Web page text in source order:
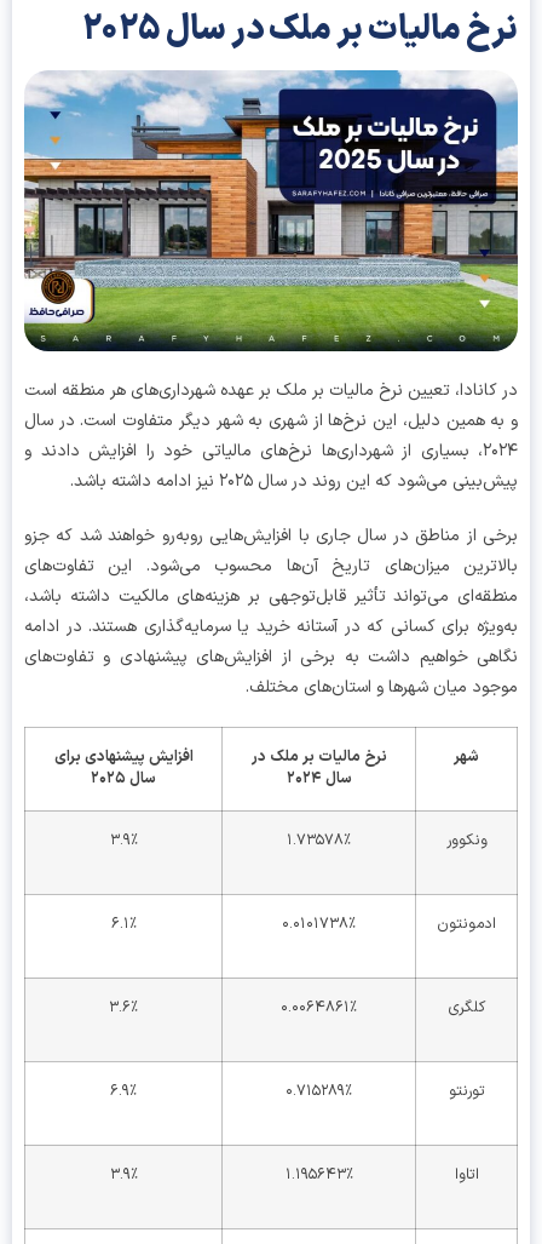
مالیات بر ملک در سال ۲۰۲۵
تعیین نرخ مالیات بر ملک بر عهده شهرداری‌های هر منطقه است
همین دلیل، این نرخ‌ها از شهری به شهر دیگر متفاوت است. در سال
۲۰۲۴، بسیاری از شهرداری‌ها نرخ‌های مالیاتی خود را افزایش دادند و
می‌شود که این روند در سال ۲۰۲۵ نیز ادامه داشته باشد.
از مناطق در سال جاری با افزایش‌هایی روبه‌رو خواهند شد که جزو
میزان‌های تاریخ آن‌ها محسوب می‌شود. این تفاوت‌های
می‌تواند تأثیر قابل‌توجهی بر هزینه‌های مالکیت داشته باشد،
برای کسانی که در آستانه خرید یا سرمایه‌گذاری هستند. در ادامه
خواهیم داشت به برخی از افزایش‌های پیشنهادی و تفاوت‌های
میان شهرها و استان‌های مختلف.
نرخ مالیات بر ملک در
۲۰۲۴
افزایش پیشنهادی برای
۲۰۲۵
۱.۷۳۵۷۸٪
ادمونتون ۰.۰۱۰۱۷۳۸٪
۰.۰۰۶۴۸۶۱٪
۰.۷۱۵۲۸۹٪
۱.۱۹۵۶۴۳٪